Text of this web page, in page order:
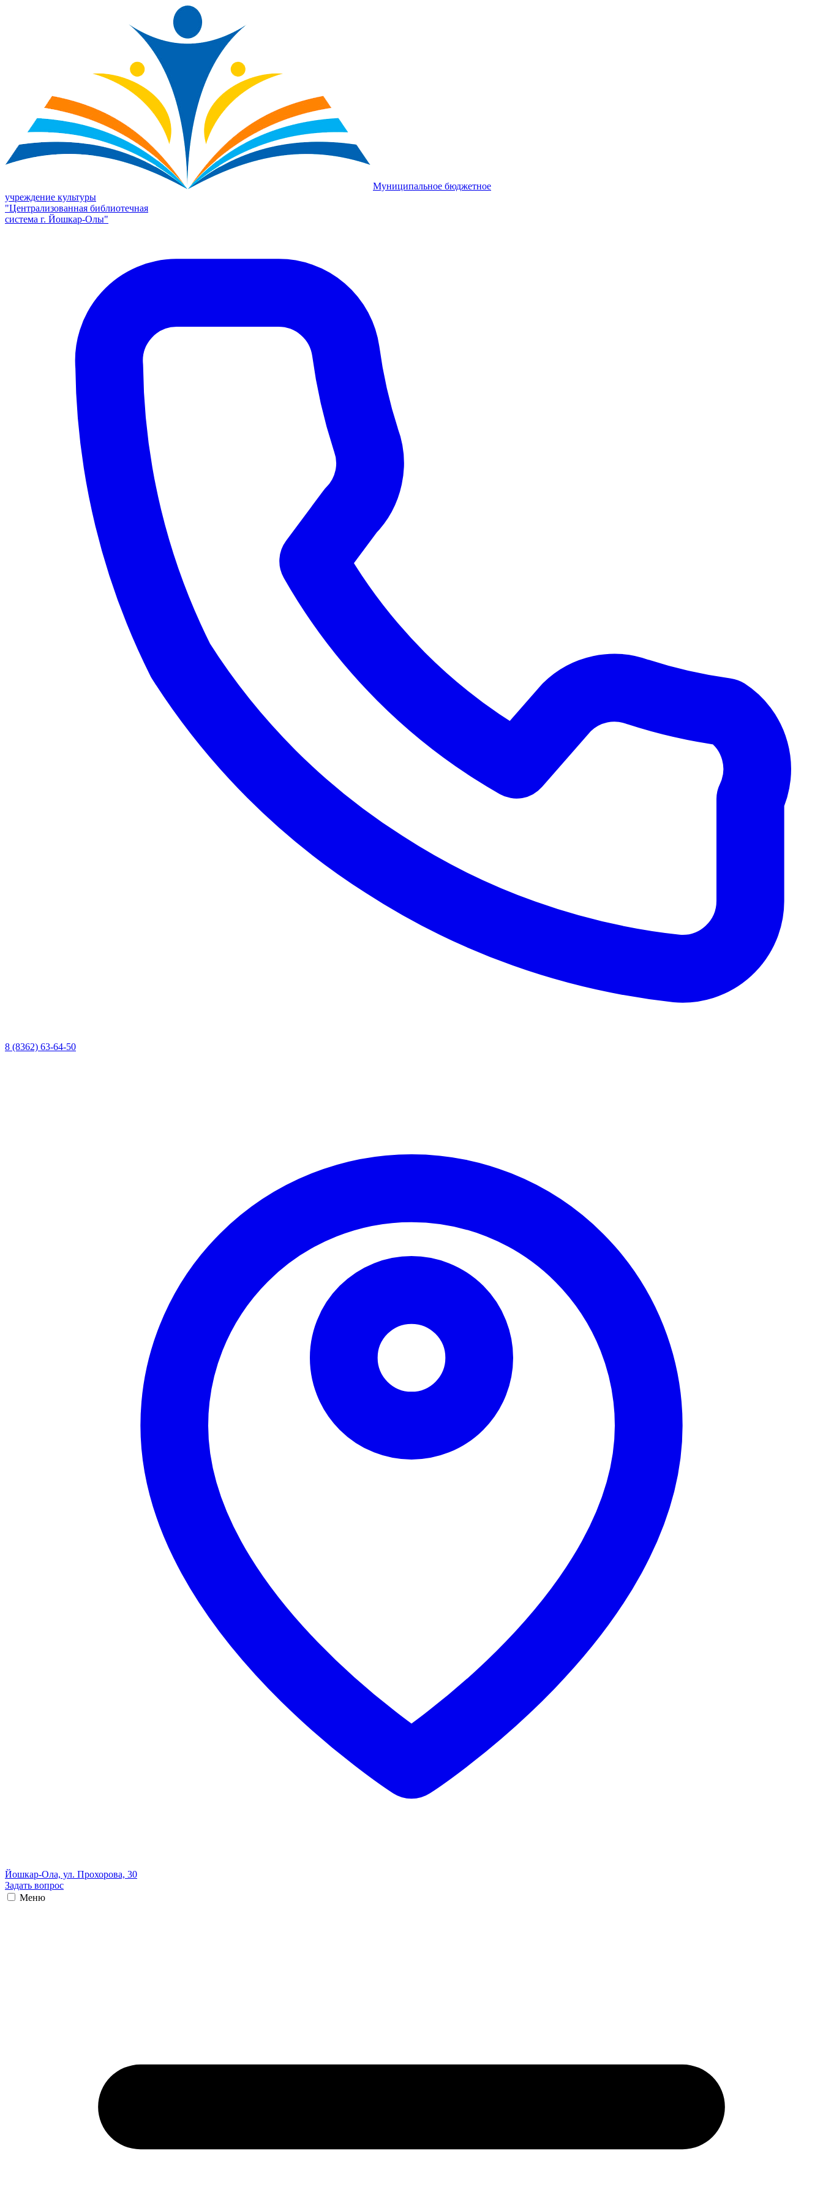
Муниципальное бюджетное
учреждение культуры
"Централизованная библиотечная
система г. Йошкар-Олы"
8 (8362) 63-64-50
Йошкар-Ола, ул. Прохорова, 30
Задать вопрос
Меню